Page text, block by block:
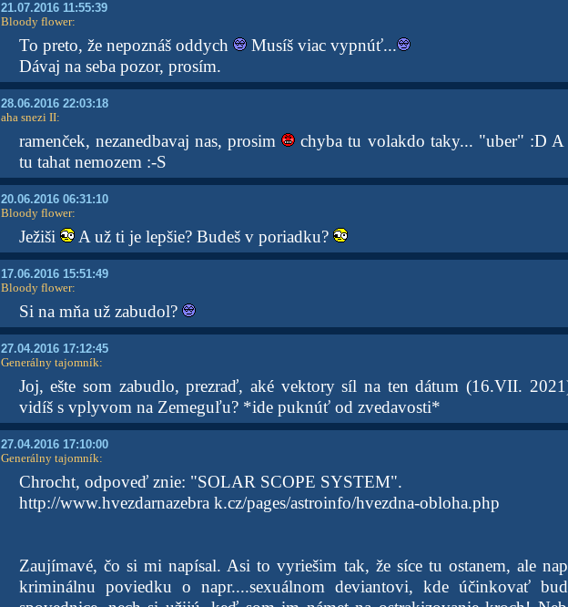
21.07.2016 11:55:39
Bloody flower:
To preto, že nepoznáš oddych
Musíš viac vypnúť...
Dávaj na seba pozor, prosím.
28.06.2016 22:03:18
aha snezi II:
ramenček, nezanedbavaj nas, prosim
chyba tu volakdo taky... "uber" :D A
tu tahat nemozem :-S
20.06.2016 06:31:10
Bloody flower:
Ježiši A už ti je lepšie? Budeš v poriadku?
17.06.2016 15:51:49
Bloody flower:
Si na mňa už zabudol?
27.04.2016 17:12:45
Generálny tajomník:
Joj, ešte som zabudlo, prezraď, aké vektory síl na ten dátum (16.VII.
vidíš s vplyvom na Zemeguľu? *ide puknúť od zvedavosti*
27.04.2016 17:10:00
Generálny tajomník:
Chrocht, odpoveď znie: "SOLAR SCOPE SYSTEM".
http://www.hvezdarnazebra k.cz/pages/astroinfo/hvezdna-obloha.php
Zaujímavé, čo si mi napísal. Asi to vyriešim tak, že síce tu ostanem, ale
kriminálnu poviedku o napr....sexuálnom deviantovi, kde účinkovať